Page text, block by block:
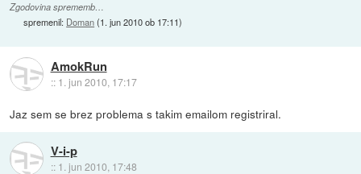
Zgodovina sprememb…
spremenil: Doman(1. jun 2010 ob 17:11)
AmokRun
:: 1. jun 2010, 17:17
Jaz sem se brez problema s takim emailom registriral.
V-i-p
:: 1. jun 2010, 17:48